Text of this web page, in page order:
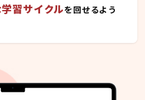
習サイクルを回せるよう